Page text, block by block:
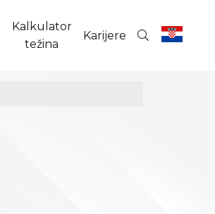
Kalkulator
težina
Karijere